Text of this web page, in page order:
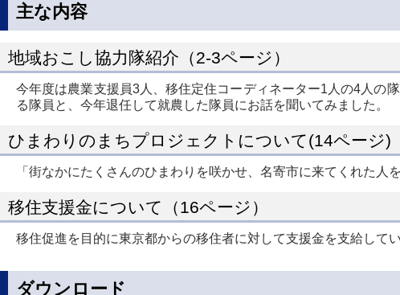
主な内容
地域おこし協力隊紹介（2-3ページ）
今年度は農業支援員3人、移住定住コーディネーター1人の4人の
る隊員と、今年退任して就農した隊員にお話を聞いてみました。
ひまわりのまちプロジェクトについて(14ページ)
「街なかにたくさんのひまわりを咲かせ、名寄市に来てくれた
移住支援金について（16ページ）
移住促進を目的に東京都からの移住者に対して支援金を支給してい
ダウンロード